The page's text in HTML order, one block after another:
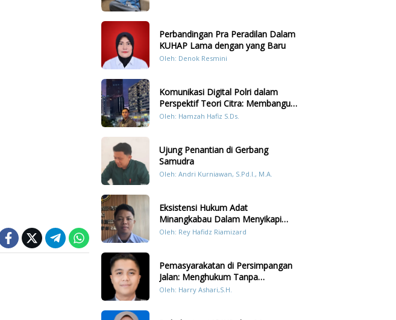
Perbandingan Pra Peradilan Dalam
KUHAP Lama dengan yang Baru
Oleh: Denok Resmini
Komunikasi Digital Polri dalam
Perspektif Teori Citra: Membangun
Kepercayaan Publik Melalui Konten
Oleh: Hamzah Hafiz S.Ds.
Ujung Penantian di Gerbang
Samudra
Oleh: Andri Kurniawan, S.Pd.I., M.A.
Eksistensi Hukum Adat
Minangkabau Dalam Menyikapi
Prilaku LGBT Analisis Perbandingan
Oleh: Rey Hafidz Riamizard
Pemasyarakatan di Persimpangan
Jalan: Menghukum Tanpa
Memulihkan?
Oleh: Harry Ashari,S.H.